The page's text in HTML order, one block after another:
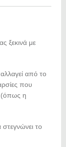
ξεκινά με
από το
που
(όπως η
στεγνώνει το